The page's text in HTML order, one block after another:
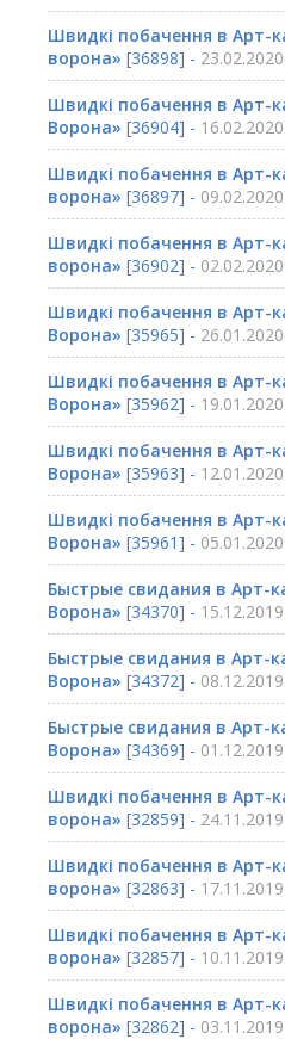
Швидкі побачення в Арт-
ворона» [36898] -
Швидкі побачення в Арт-
Ворона» [36904] -
Швидкі побачення в Арт-
ворона» [36897] -
Швидкі побачення в Арт-
ворона» [36902] -
Швидкі побачення в Арт-
Ворона» [35965] -
Швидкі побачення в Арт-
Ворона» [35962] -
Швидкі побачення в Арт-
Ворона» [35963] -
Швидкі побачення в Арт-
Ворона» [35961] -
Быстрые свидания в Арт-
Ворона» [34370] -
Быстрые свидания в Арт-
Ворона» [34372] -
Быстрые свидания в Арт-
Ворона» [34369] -
Швидкі побачення в Арт-
ворона» [32859] -
Швидкі побачення в Арт-
ворона» [32863] -
Швидкі побачення в Арт-
ворона» [32857] -
Швидкі побачення в Арт-
ворона» [32862] -